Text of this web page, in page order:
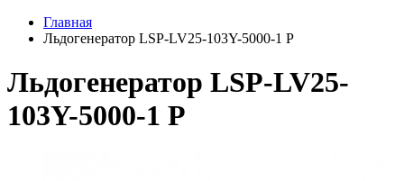
Главная
Льдогенератор LSP-LV25-103Y-5000-1 P
Льдогенератор LSP-LV25-
103Y-5000-1 P